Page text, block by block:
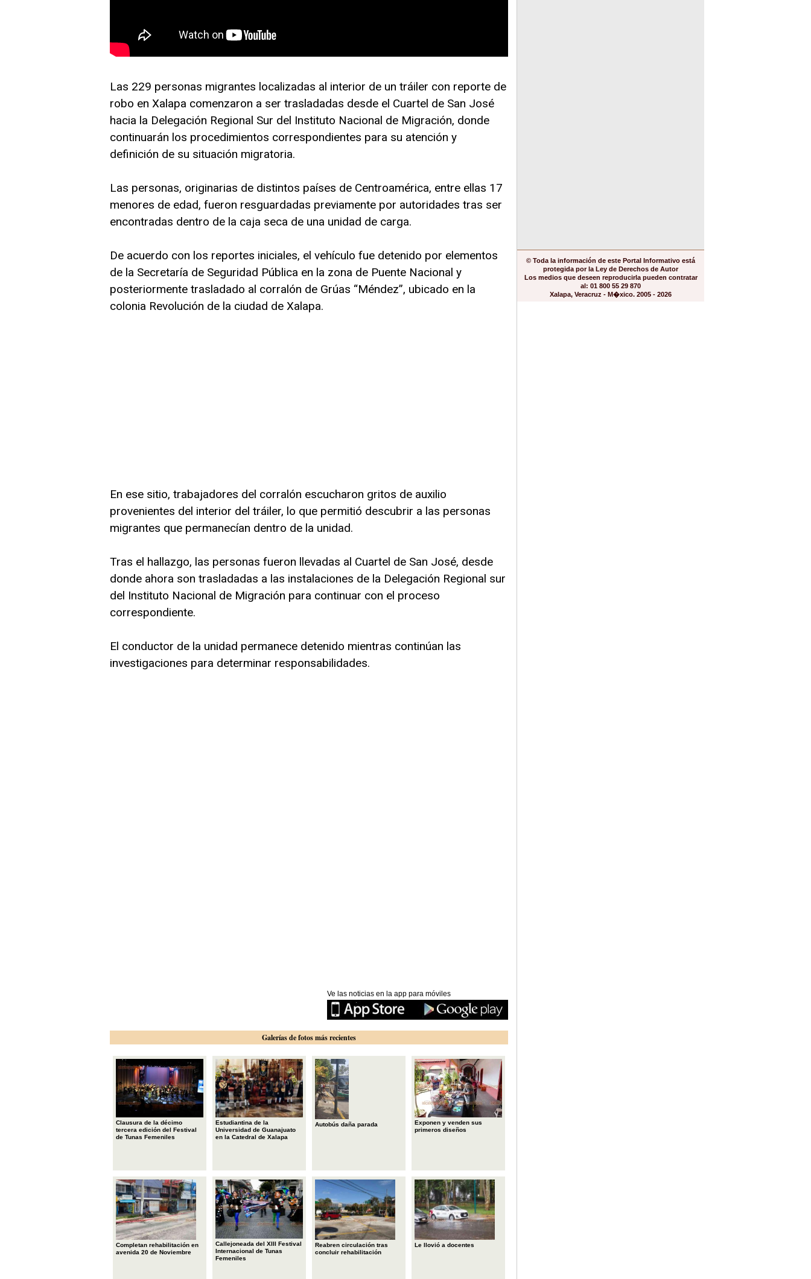
Las 229 personas migrantes localizadas al interior de un tráiler con reporte de
robo en Xalapa comenzaron a ser trasladadas desde el Cuartel de San José
hacia la Delegación Regional Sur del Instituto Nacional de Migración, donde
continuarán los procedimientos correspondientes para su atención y
definición de su situación migratoria.
Las personas, originarias de distintos países de Centroamérica, entre ellas 17
menores de edad, fueron resguardadas previamente por autoridades tras ser
encontradas dentro de la caja seca de una unidad de carga.
De acuerdo con los reportes iniciales, el vehículo fue detenido por elementos
de la Secretaría de Seguridad Pública en la zona de Puente Nacional y
posteriormente trasladado al corralón de Grúas “Méndez”, ubicado en la
colonia Revolución de la ciudad de Xalapa.
En ese sitio, trabajadores del corralón escucharon gritos de auxilio
provenientes del interior del tráiler, lo que permitió descubrir a las personas
migrantes que permanecían dentro de la unidad.
Tras el hallazgo, las personas fueron llevadas al Cuartel de San José, desde
donde ahora son trasladadas a las instalaciones de la Delegación Regional sur
del Instituto Nacional de Migración para continuar con el proceso
correspondiente.
El conductor de la unidad permanece detenido mientras continúan las
investigaciones para determinar responsabilidades.
Ve las noticias en la app para móviles
Galerías de fotos más recientes
Clausura de la décimo
tercera edición del Festival
de Tunas Femeniles
Estudiantina de la
Universidad de Guanajuato
en la Catedral de Xalapa
Autobús daña parada
Exponen y venden sus
primeros diseños
Completan rehabilitación en
avenida 20 de Noviembre
Callejoneada del XIII Festival
Internacional de Tunas
Femeniles
Reabren circulación tras
concluir rehabilitación
Le llovió a docentes
© Toda la información de este Portal Informativo está
protegida por la Ley de Derechos de Autor
Los medios que deseen reproducirla pueden contratar
al: 01 800 55 29 870
Xalapa, Veracruz - M�xico. 2005 - 2026